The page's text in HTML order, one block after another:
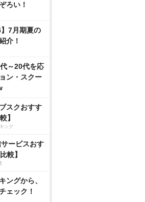
ろい！
】7月期夏の
介！
～20代を応
ン・スクー
スクおすす
】
ング
ービスおす
較】
ングから、
ェック！